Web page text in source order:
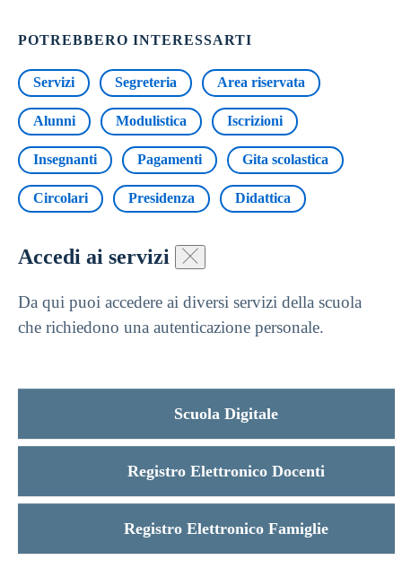
POTREBBERO INTERESSARTI
Servizi Segreteria Area riservata
Alunni Modulistica Iscrizioni
Insegnanti Pagamenti Gita scolastica
Circolari Presidenza Didattica
Accedi ai servizi
Da qui puoi accedere ai diversi servizi della scuola
che richiedono una autenticazione personale.
Scuola Digitale
Registro Elettronico Docenti
Registro Elettronico Famiglie